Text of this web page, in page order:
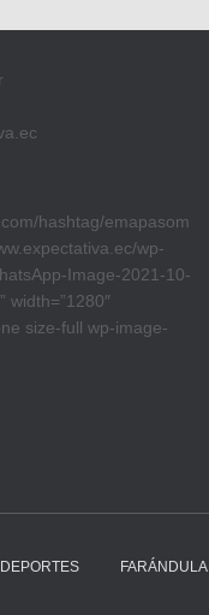
hashtag/emapasom
wp-
Image-2021-10-
width=”1280″
size-full wp-image-
DEPORTES FARÁNDULA